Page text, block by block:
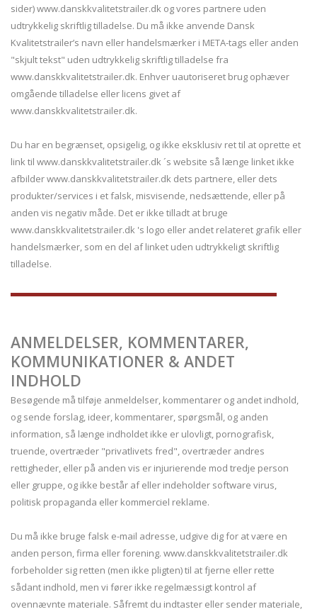
sider) www.danskkvalitetstrailer.dk og vores partnere uden
udtrykkelig skriftlig tilladelse. Du må ikke anvende Dansk
Kvalitetstrailer’s navn eller handelsmærker i META-tags eller anden
"skjult tekst" uden udtrykkelig skriftlig tilladelse fra
www.danskkvalitetstrailer.dk. Enhver uautoriseret brug ophæver
omgående tilladelse eller licens givet af
www.danskkvalitetstrailer.dk.
Du har en begrænset, opsigelig, og ikke eksklusiv ret til at oprette et
link til www.danskkvalitetstrailer.dk ´s website så længe linket ikke
afbilder www.danskkvalitetstrailer.dk dets partnere, eller dets
produkter/services i et falsk, misvisende, nedsættende, eller på
anden vis negativ måde. Det er ikke tilladt at bruge
www.danskkvalitetstrailer.dk 's logo eller andet relateret grafik eller
handelsmærker, som en del af linket uden udtrykkeligt skriftlig
tilladelse.
ANMELDELSER, KOMMENTARER,
KOMMUNIKATIONER & ANDET
INDHOLD
Besøgende må tilføje anmeldelser, kommentarer og andet indhold,
og sende forslag, ideer, kommentarer, spørgsmål, og anden
information, så længe indholdet ikke er ulovligt, pornografisk,
truende, overtræder "privatlivets fred", overtræder andres
rettigheder, eller på anden vis er injurierende mod tredje person
eller gruppe, og ikke består af eller indeholder software virus,
politisk propaganda eller kommerciel reklame.
Du må ikke bruge falsk e-mail adresse, udgive dig for at være en
anden person, firma eller forening. www.danskkvalitetstrailer.dk
forbeholder sig retten (men ikke pligten) til at fjerne eller rette
sådant indhold, men vi fører ikke regelmæssigt kontrol af
ovennævnte materiale. Såfremt du indtaster eller sender materiale,